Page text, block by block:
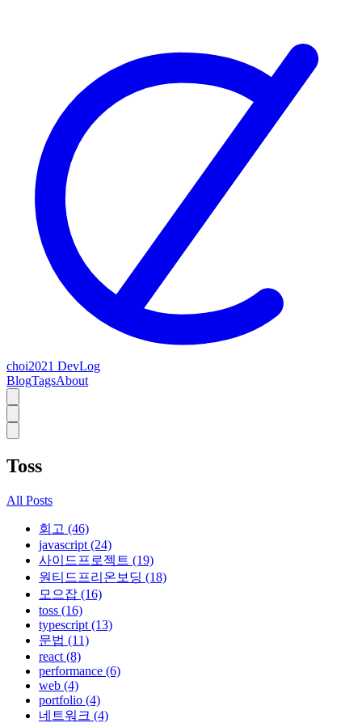
choi2021 DevLog
BlogTagsAbout
Toss
All Posts
회고 (46)
javascript (24)
사이드프로젝트 (19)
원티드프리온보딩 (18)
모으잡 (16)
toss (16)
typescript (13)
문법 (11)
react (8)
performance (6)
web (4)
portfolio (4)
네트워크 (4)